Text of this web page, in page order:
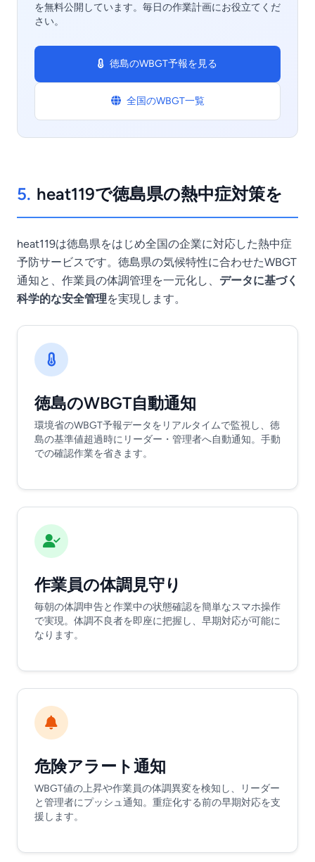
を無料公開しています。毎日の作業計画にお役立てくだ
さい。
徳島のWBGT予報を見る
全国のWBGT一覧
5. heat119で徳島県の熱中症対策を
heat119は徳島県をはじめ全国の企業に対応した熱中症
予防サービスです。徳島県の気候特性に合わせたWBGT
通知と、作業員の体調管理を一元化し、 データに基づく
科学的な安全管理を実現します。
徳島のWBGT自動通知
環境省のWBGT予報データをリアルタイムで監視し、徳
島の基準値超過時にリーダー・管理者へ自動通知。手動
での確認作業を省きます。
作業員の体調見守り
毎朝の体調申告と作業中の状態確認を簡単なスマホ操作
で実現。体調不良者を即座に把握し、早期対応が可能に
なります。
危険アラート通知
WBGT値の上昇や作業員の体調異変を検知し、リーダー
と管理者にプッシュ通知。重症化する前の早期対応を支
援します。